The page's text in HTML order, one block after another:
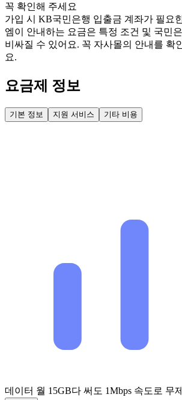
꼭 확인해 주세요
가입 시 KB국민은행 입출금 계좌가 필요
엠이 안내하는 요금은 특정 조건 및 국민
비싸질 수 있어요. 꼭 자사몰의 안내를 확
요.
요금제 정보
기본 정보 지원 서비스 기타 비용
데이터 월 15GB다 써도 1Mbps 속도로 무